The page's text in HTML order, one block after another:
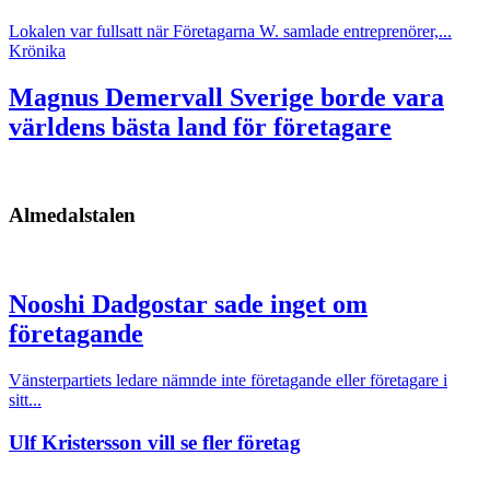
Lokalen var fullsatt när Företagarna W. samlade entreprenörer,...
Krönika
Magnus Demervall Sverige borde vara
världens bästa land för företagare
Almedalstalen
Nooshi Dadgostar sade inget om
företagande
Vänsterpartiets ledare nämnde inte företagande eller företagare i
sitt...
Ulf Kristersson vill se fler företag